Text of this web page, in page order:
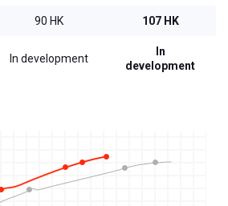
90 HK 107 HK
In development
In
development